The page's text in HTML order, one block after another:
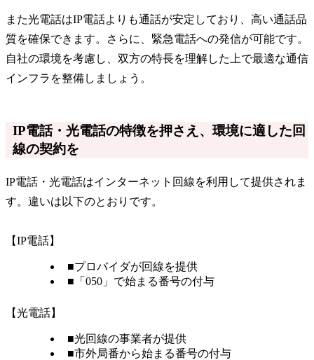
また光電話はIP電話よりも通話が安定しており、高い通話品
質を確保できます。さらに、緊急電話への発信が可能です。
自社の環境を考慮し、双方の特長を理解した上で最適な通信
インフラを整備しましょう。
IP電話・光電話の特徴を押さえ、環境に適した回
線の契約を
IP電話・光電話はインターネット回線を利用して提供されま
す。違いは以下のとおりです。
【IP電話】
■プロバイダが回線を提供
■「050」で始まる番号の付与
【光電話】
■光回線の事業者が提供
■市外局番から始まる番号の付与